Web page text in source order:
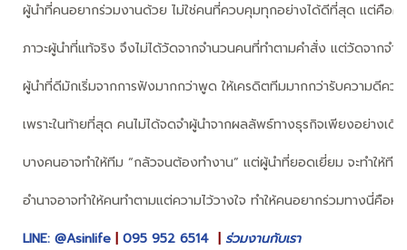
ผู้นำที่คนอยากร่วมงานด้วย ไม่ใช่คนที่ควบคุมทุกอย่างได้ดีที่สุด แต่คือค
ภาวะผู้นำที่แท้จริง จึงไม่ได้วัดจากจำนวนคนที่ทำตามคำสั่ง แต่วัดจากจำ
ผู้นำที่ดีมักเริ่มจากการฟังมากกว่าพูด ให้เครดิตทีมมากกว่ารับความดีค
เพราะในท้ายที่สุด คนไม่ได้จดจำผู้นำจากผลลัพธ์ทางธุรกิจเพียงอย่างเดี
บางคนอาจทำให้ทีม “กลัวจนต้องทำงาน” แต่ผู้นำที่ยอดเยี่ยม จะทำให้ที
อำนาจอาจทำให้คนทำตามแต่ความไว้วางใจ ทำให้คนอยากร่วมทางนี่คือ
LINE: @Asinlife
095 952 6514 ร่วมงานกับเรา